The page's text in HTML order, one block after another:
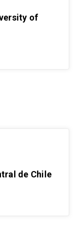
of
de Chile